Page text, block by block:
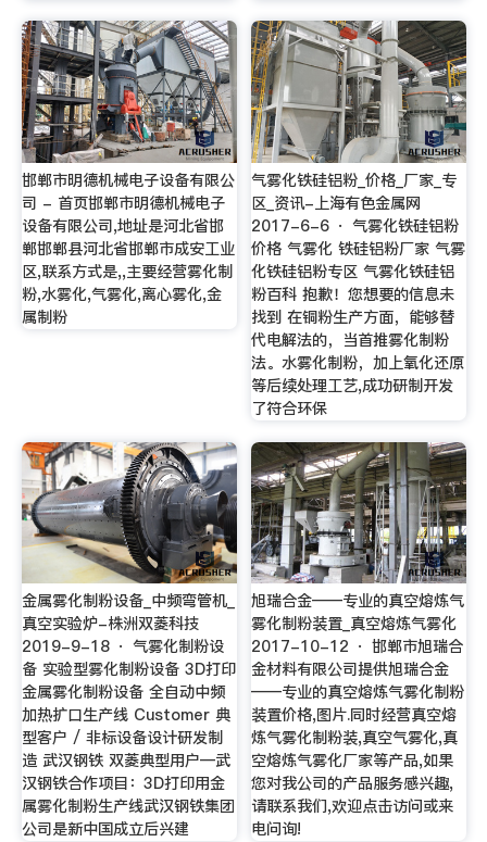
邯郸市明德机械电子设备有限公
司 - 首页邯郸市明德机械电子
设备有限公司,地址是河北省邯
郸邯郸县河北省邯郸市成安工业
区,联系方式是,,主要经营雾化制
粉,水雾化,气雾化,离心雾化,金
属制粉
气雾化铁硅铝粉_价格_厂家_专
区_资讯-上海有色金属网
2017-6-6 · 气雾化铁硅铝粉
价格 气雾化 铁硅铝粉厂家 气雾
化铁硅铝粉专区 气雾化铁硅铝
粉百科 抱歉！您想要的信息未
找到 在铜粉生产方面，能够替
代电解法的，当首推雾化制粉
法。水雾化制粉，加上氧化还原
等后续处理工艺,成功研制开发
了符合环保
金属雾化制粉设备_中频弯管机_
真空实验炉-株洲双菱科技
2019-9-18 · 气雾化制粉设
备 实验型雾化制粉设备 3D打印
金属雾化制粉设备 全自动中频
加热扩口生产线 Customer 典
型客户 / 非标设备设计研发制
造 武汉钢铁 双菱典型用户—武
汉钢铁合作项目：3D打印用金
属雾化制粉生产线武汉钢铁集团
公司是新中国成立后兴建
旭瑞合金——专业的真空熔炼气
雾化制粉装置_真空熔炼气雾化
2017-10-12 · 邯郸市旭瑞合
金材料有限公司提供旭瑞合金
——专业的真空熔炼气雾化制粉
装置价格,图片.同时经营真空熔
炼气雾化制粉装,真空气雾化,真
空熔炼气雾化厂家等产品,如果
您对我公司的产品服务感兴趣,
请联系我们,欢迎点击访问或来
电问询!